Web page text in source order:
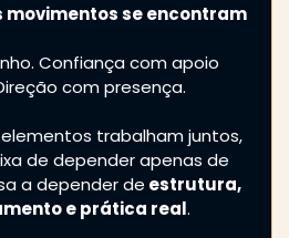
movimentos se encontram
Confiança com apoio
com presença.
trabalham juntos,
de depender apenas de
a depender de estrutura,
e prática real.